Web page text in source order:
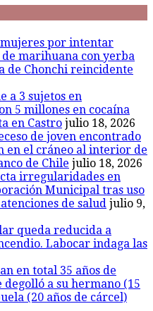
mujeres por intentar
marihuana con yerba
de Chonchi reincidente
a 3 sujetos en
5 millones en cocaína
en Castro julio 18, 2026
de joven encontrado
en el cráneo al interior de
de Chile julio 18, 2026
irregularidades en
Municipal tras uso
de salud julio 9,
queda reducida a
Labocar indaga las
en total 35 años de
a su hermano (15
(20 años de cárcel)